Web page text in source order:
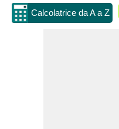
Calcolatrice da A a Z